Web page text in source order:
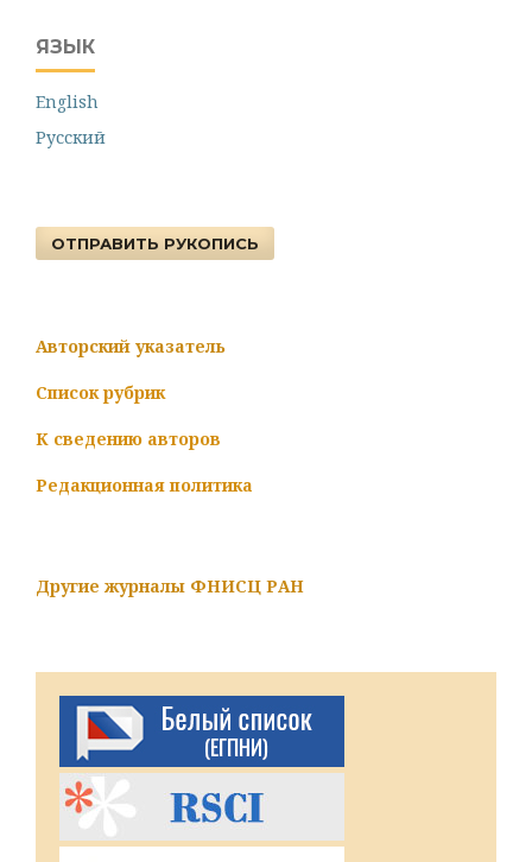
ЯЗЫК
English
Русский
ОТПРАВИТЬ РУКОПИСЬ
Авторский указатель
Список рубрик
К сведению авторов
Редакционная политика
Другие журналы ФНИСЦ РАН